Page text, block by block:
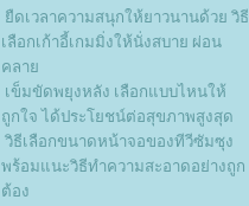
ืดเวลาความสนุกให้ยาวนานด้วย วิธี
เลือกเก้าอี้เกมมิ่งให้นั่งสบาย ผ่อน
คลา
เข็มขัดพยุงหลัง เลือกแบบไหนให้
ถูกใจ ได้ประโยชน์ต่อสุขภาพสูงสุด
วิธีเลือกขนาดหน้าจอของทีวีซัมซุง
พร้อมแนะวิธีทำความสะอาดอย่างถูก
ต้อง